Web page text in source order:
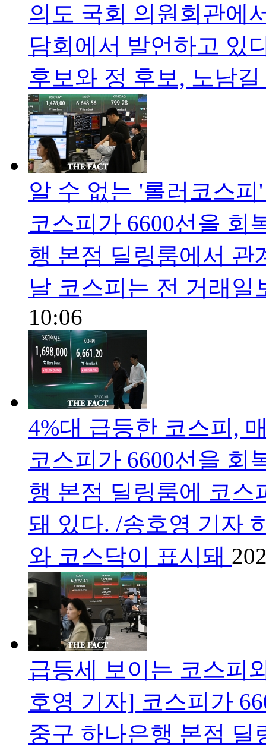
의도 국회 의원회관에
담회에서 발언하고 있
후보와 정 후보, 노남길
알 수 없는 '롤러코스
코스피가 6600선을 회
행 본점 딜링룸에서 관
날 코스피는 전 거래일
10:06
4%대 급등한 코스피,
코스피가 6600선을 회
행 본점 딜링룸에 코스
돼 있다. /송호영 기자
와 코스닥이 표시돼
급등세 보이는 코스피
호영 기자] 코스피가
중구 하나은행 본점 딜